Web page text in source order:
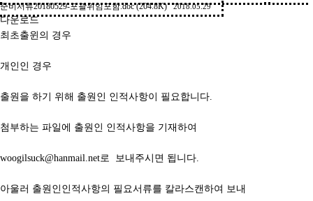
준비서류20180529-포괄위임포함.doc (204.8K) 2018.05.29
다운로드
최초출윈의 경우
개인인 경우
출원을 하기 위해 출원인 인적사항이 필요합니다.
첨부하는 파일에 출원인 인적사항을 기재하여
woogilsuck@hanmail.net로 보내주시면 됩니다.
아울러 출원인인적사항의 필요서류를 칼라스캔하여 보내